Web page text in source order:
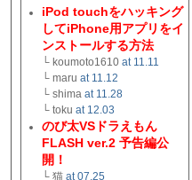
iPod touchをハッキング
してiPhone用アプリをイ
ンストールする方法
└ koumoto1610 at 11.11
└ maru at 11.12
└ shima at 11.28
└ toku at 12.03
のび太VSドラえもん
FLASH ver.2 予告編公
開！
└ 猫 at 07.25